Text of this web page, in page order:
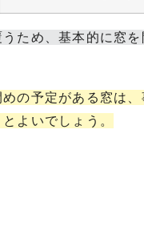
ため、基本的に窓
の予定がある窓は
よいでしょう。